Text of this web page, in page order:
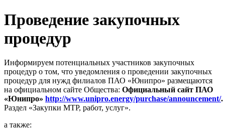
Проведение закупочных
процедур
Информируем потенциальных участников закупочных
процедур о том, что уведомления о проведении закупочных
процедур для нужд филиалов ПАО «Юнипро» размещаются
на официальном сайте Общества: Официальный сайт ПАО
«Юнипро» http://www.unipro.energy/purchase/announcement/.
Раздел «Закупки МТР, работ, услуг».
а также: